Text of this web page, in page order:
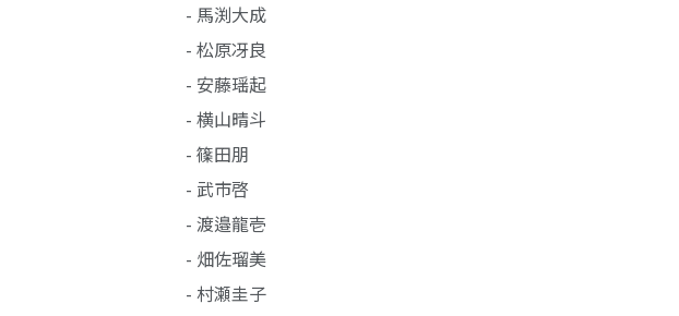
- 馬渕大成
- 松原冴良
- 安藤瑶起
- 横山晴斗
- 篠田朋
- 武市啓
- 渡邉龍壱
- 畑佐瑠美
- 村瀬圭子